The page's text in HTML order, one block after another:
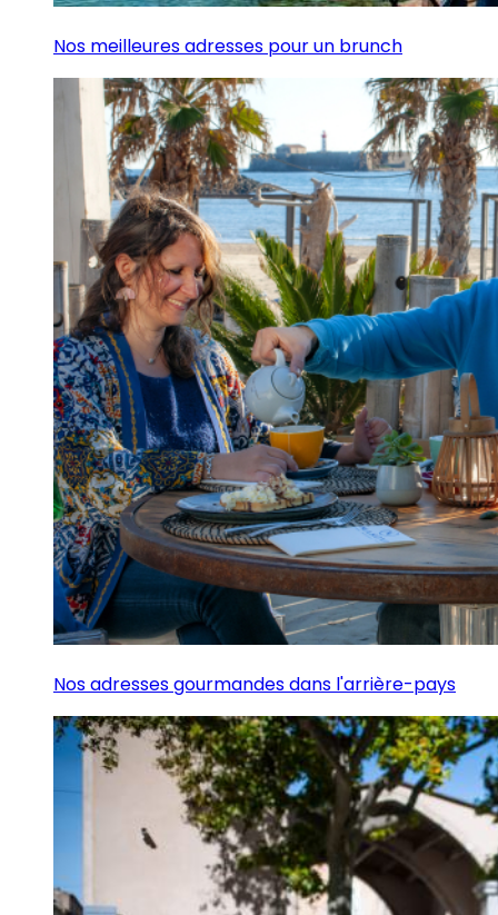
Nos meilleures adresses pour un brunch
Nos adresses gourmandes dans l'arrière-pays